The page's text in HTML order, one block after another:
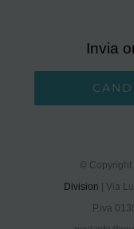
Invia
©
Division | Via
P.iva